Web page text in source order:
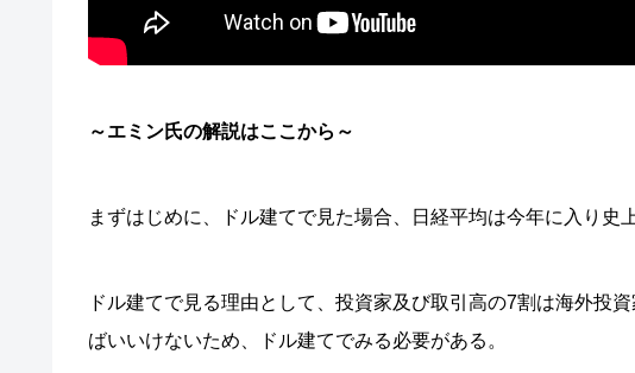
～エミン氏の解説はここから～
まずはじめに、ドル建てで見た場合、日経平均は今年に入り史
ドル建てで見る理由として、投資家及び取引高の7割は海外投
ばいいけないため、ドル建てでみる必要がある。